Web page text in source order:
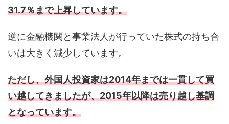
31.7％まで上昇しています。
逆に金融機関と事業法人が行っていた株式の持ち合
いは大きく減少しています。
ただし、外国人投資家は2014年までは一貫して買
い越してきましたが、2015年以降は売り越し基調
となっています。